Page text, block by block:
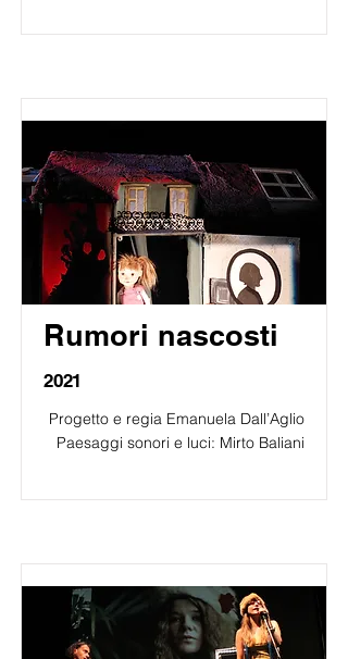
Rumori nascosti
2021
Progetto e regia Emanuela Dall’Aglio
Paesaggi sonori e luci: Mirto Baliani